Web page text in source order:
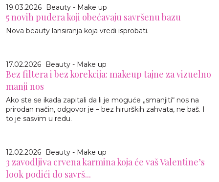
19.03.2026 Beauty - Make up
5 novih pudera koji obećavaju savršenu bazu
Nova beauty lansiranja koja vredi isprobati.
17.02.2026 Beauty - Make up
Bez filtera i bez korekcija: makeup tajne za vizuelno
manji nos
Ako ste se ikada zapitali da li je moguće „smanjiti“ nos na
prirodan način, odgovor je – bez hirurških zahvata, ne baš. I
to je sasvim u redu.
12.02.2026 Beauty - Make up
3 zavodljiva crvena karmina koja će vaš Valentine’s
look podići do savrš...